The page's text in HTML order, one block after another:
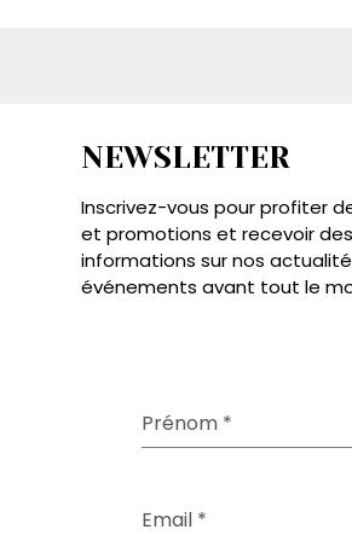
NEWSLETTER
Inscrivez-vous pour profiter
et promotions et recevoir des
informations sur nos
événements avant tout le
Prénom *
Email *